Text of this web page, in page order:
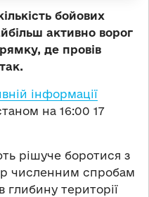
бойових
активно ворог
де провів
інформації
на 16:00 17
рішуче боротися з
численним спробам
глибину території